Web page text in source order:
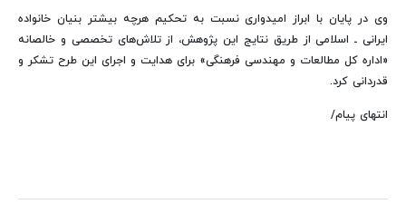
وی در پایان با ابراز امیدواری نسبت به تحکیم هرچه بیشتر بنیان خانواده
ایرانی ـ اسلامی از طریق نتایج این پژوهش، از تلاش‌های تخصصی و خالصانه
«اداره کل مطالعات و مهندسی فرهنگی» برای هدایت و اجرای این طرح تشکر و
قدردانی کرد.
انتهای پیام/